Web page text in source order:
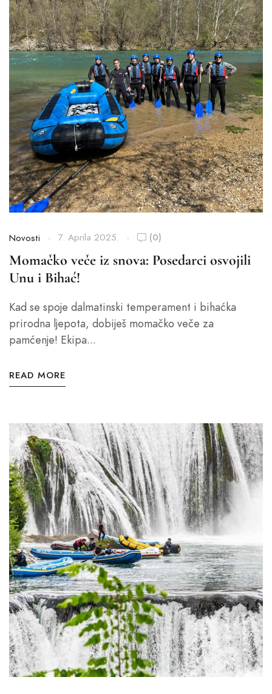
Novosti 7. Aprila 2025. (0)
Momačko veče iz snova: Posedarci osvojili
Unu i Bihać!
Kad se spoje dalmatinski temperament i bihaćka
prirodna ljepota, dobiješ momačko veče za
pamćenje! Ekipa...
READ MORE